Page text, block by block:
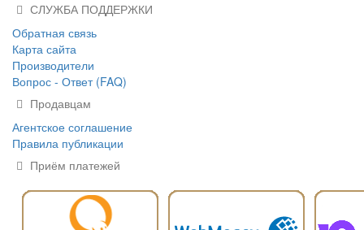
СЛУЖБА ПОДДЕРЖКИ
Обратная связь
Карта сайта
Производители
Вопрос - Ответ (FAQ)
Продавцам
Агентское соглашение
Правила публикации
Приём платежей